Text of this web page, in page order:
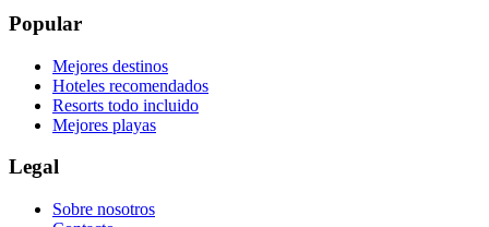
Popular
Mejores destinos
Hoteles recomendados
Resorts todo incluido
Mejores playas
Legal
Sobre nosotros